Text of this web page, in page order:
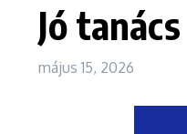
Jó tanács
május 15, 2026